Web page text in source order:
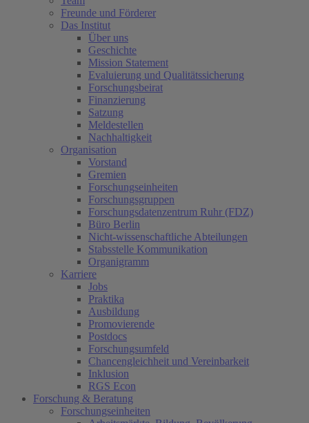
Freunde und Förderer
Das Institut
Über uns
Geschichte
Mission Statement
Evaluierung und Qualitätssicherung
Forschungsbeirat
Finanzierung
Satzung
Meldestellen
Nachhaltigkeit
Organisation
Vorstand
Gremien
Forschungseinheiten
Forschungsgruppen
Forschungsdatenzentrum Ruhr (FDZ)
Büro Berlin
Nicht-wissenschaftliche Abteilungen
Stabsstelle Kommunikation
Organigramm
Karriere
Jobs
Praktika
Ausbildung
Promovierende
Postdocs
Forschungsumfeld
Chancengleichheit und Vereinbarkeit
Inklusion
RGS Econ
Forschung & Beratung
Forschungseinheiten